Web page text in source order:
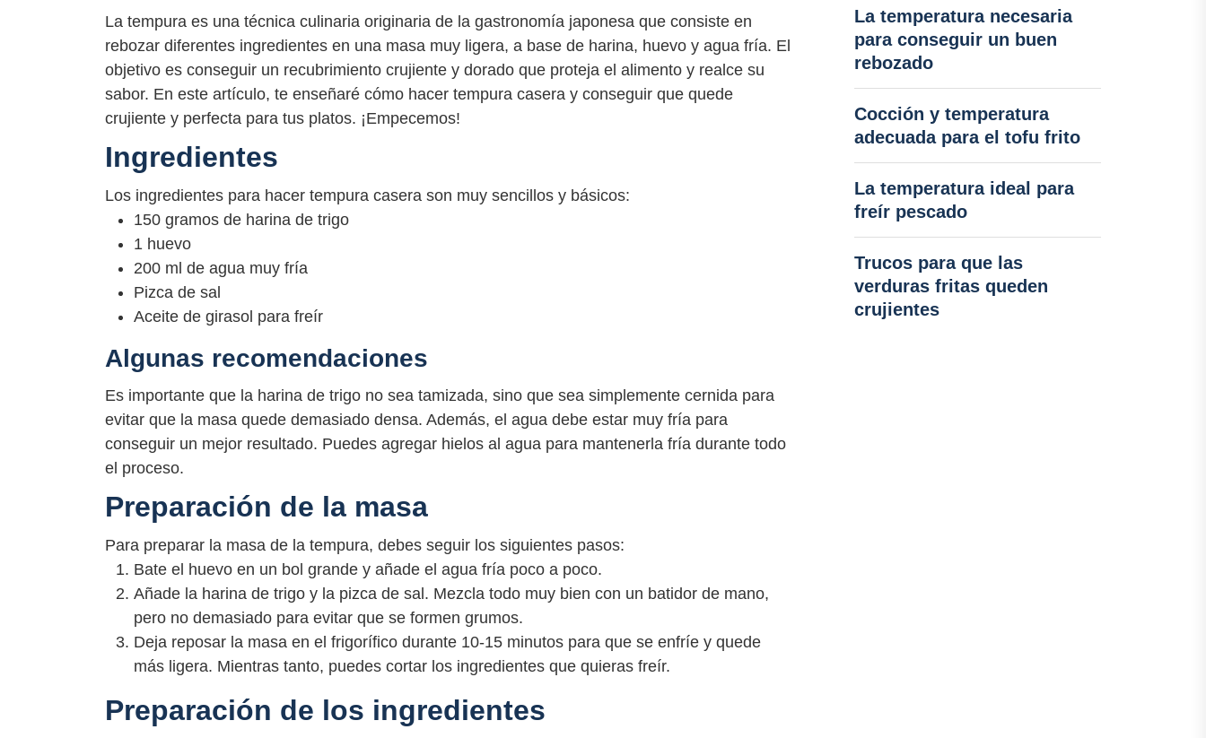
La tempura es una técnica culinaria originaria de la gastronomía japonesa que consiste en
rebozar diferentes ingredientes en una masa muy ligera, a base de harina, huevo y agua fría. El
objetivo es conseguir un recubrimiento crujiente y dorado que proteja el alimento y realce su
sabor. En este artículo, te enseñaré cómo hacer tempura casera y conseguir que quede
crujiente y perfecta para tus platos. ¡Empecemos!
Ingredientes
Los ingredientes para hacer tempura casera son muy sencillos y básicos:
150 gramos de harina de trigo
1 huevo
200 ml de agua muy fría
Pizca de sal
Aceite de girasol para freír
Algunas recomendaciones
Es importante que la harina de trigo no sea tamizada, sino que sea simplemente cernida para
evitar que la masa quede demasiado densa. Además, el agua debe estar muy fría para
conseguir un mejor resultado. Puedes agregar hielos al agua para mantenerla fría durante todo
el proceso.
Preparación de la masa
Para preparar la masa de la tempura, debes seguir los siguientes pasos:
Bate el huevo en un bol grande y añade el agua fría poco a poco.
Añade la harina de trigo y la pizca de sal. Mezcla todo muy bien con un batidor de mano,
pero no demasiado para evitar que se formen grumos.
Deja reposar la masa en el frigorífico durante 10-15 minutos para que se enfríe y quede
más ligera. Mientras tanto, puedes cortar los ingredientes que quieras freír.
Preparación de los ingredientes
La temperatura necesaria
para conseguir un buen
rebozado
Cocción y temperatura
adecuada para el tofu frito
La temperatura ideal para
freír pescado
Trucos para que las
verduras fritas queden
crujientes